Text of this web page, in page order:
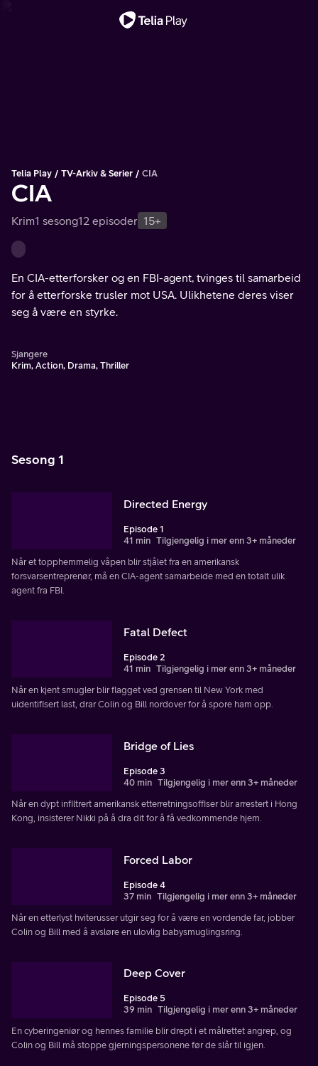
Telia Play TV-Arkiv & Serier CIA
CIA
Krim1 sesong12 episoder 15+
En CIA-etterforsker og en FBI-agent, tvinges til samarbeid
for å etterforske trusler mot USA. Ulikhetene deres viser
seg å være en styrke.
Sjangere
Krim, Action, Drama, Thriller
Sesong 1
Directed Energy
Episode 1
41 min Tilgjengelig i mer enn 3+ måneder
Når et topphemmelig våpen blir stjålet fra en amerikansk
forsvarsentreprenør, må en CIA-agent samarbeide med en totalt ulik
agent fra FBI.
Fatal Defect
Episode 2
41 min Tilgjengelig i mer enn 3+ måneder
Når en kjent smugler blir flagget ved grensen til New York med
uidentifisert last, drar Colin og Bill nordover for å spore ham opp.
Bridge of Lies
Episode 3
40 min Tilgjengelig i mer enn 3+ måneder
Når en dypt infiltrert amerikansk etterretningsoffiser blir arrestert i Hong
Kong, insisterer Nikki på å dra dit for å få vedkommende hjem.
Forced Labor
Episode 4
37 min Tilgjengelig i mer enn 3+ måneder
Når en etterlyst hviterusser utgir seg for å være en vordende far, jobber
Colin og Bill med å avsløre en ulovlig babysmuglingsring.
Deep Cover
Episode 5
39 min Tilgjengelig i mer enn 3+ måneder
En cyberingeniør og hennes familie blir drept i et målrettet angrep, og
Colin og Bill må stoppe gjerningspersonene før de slår til igjen.